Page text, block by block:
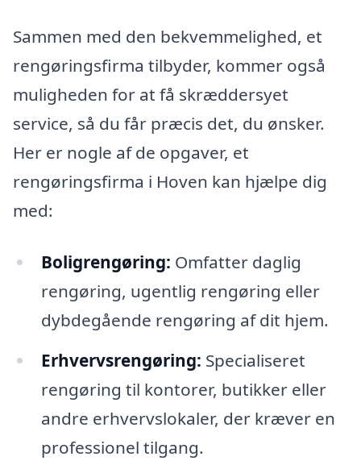
Sammen med den bekvemmelighed, et
rengøringsfirma tilbyder, kommer også
muligheden for at få skræddersyet
service, så du får præcis det, du ønsker.
Her er nogle af de opgaver, et
rengøringsfirma i Hoven kan hjælpe dig
med:
Boligrengøring: Omfatter daglig
rengøring, ugentlig rengøring eller
dybdegående rengøring af dit hjem.
Erhvervsrengøring: Specialiseret
rengøring til kontorer, butikker eller
andre erhvervslokaler, der kræver en
professionel tilgang.